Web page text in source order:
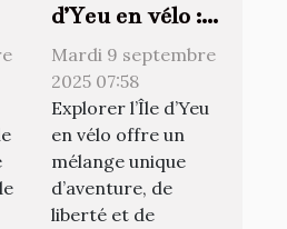
d’Yeu en vélo :
astuces et
meilleurs
circuits
Mardi 9 septembre
2025 07:58
Explorer l’Île d’Yeu
en vélo offre un
mélange unique
d’aventure, de
liberté et de